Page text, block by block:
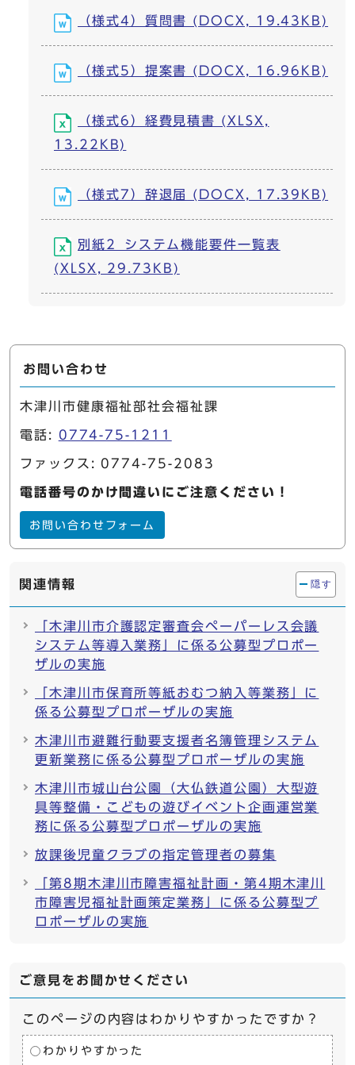
（様式4）質問書 (DOCX, 19.43KB)
（様式5）提案書 (DOCX, 16.96KB)
（様式6）経費見積書 (XLSX,
13.22KB)
（様式7）辞退届 (DOCX, 17.39KB)
別紙2_システム機能要件一覧表
(XLSX, 29.73KB)
お問い合わせ
木津川市健康福祉部社会福祉課
電話: 0774-75-1211
ファックス: 0774-75-2083
電話番号のかけ間違いにご注意ください！
お問い合わせフォーム
関連情報 隠す
「木津川市介護認定審査会ペーパーレス会議
システム等導入業務」に係る公募型プロポー
ザルの実施
「木津川市保育所等紙おむつ納入等業務」に
係る公募型プロポーザルの実施
木津川市避難行動要支援者名簿管理システム
更新業務に係る公募型プロポーザルの実施
木津川市城山台公園（大仏鉄道公園）大型遊
具等整備・こどもの遊びイベント企画運営業
務に係る公募型プロポーザルの実施
放課後児童クラブの指定管理者の募集
「第8期木津川市障害福祉計画・第4期木津川
市障害児福祉計画策定業務」に係る公募型プ
ロポーザルの実施
ご意見をお聞かせください
このページの内容はわかりやすかったですか？
わかりやすかった